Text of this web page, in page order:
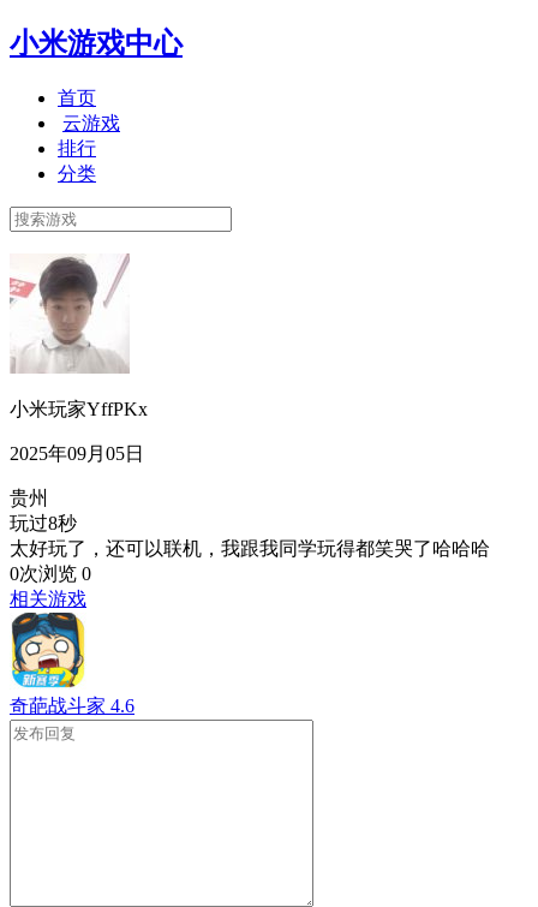
小米游戏中心
首页
云游戏
排行
分类
小米玩家YffPKx
2025年09月05日
贵州
玩过8秒
太好玩了，还可以联机，我跟我同学玩得都笑哭了哈哈哈
0次浏览 0
相关游戏
奇葩战斗家 4.6